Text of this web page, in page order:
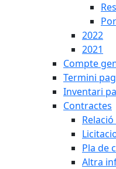
2022
2021
Compte
Termini
Inventari
Contractes
Pla de
Altra